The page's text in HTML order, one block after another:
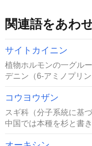
関連語をあわ
サイトカイニン
植物ホルモンの一グル
デニン（6-アミノプリ
コウヨウザン
スギ科（分子系統に基
中国では本種を杉と書